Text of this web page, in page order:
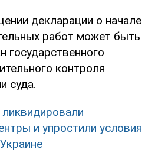
декларации о начале
работ может быть
государственного
контроля
суда.
и упростили условия